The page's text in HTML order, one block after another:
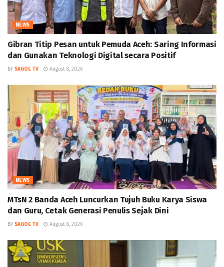
NEWS
Gibran Titip Pesan untuk Pemuda Aceh: Saring Informasi
dan Gunakan Teknologi Digital secara Positif
BY SAGOE TV August 8, 2026
NEWS
MTsN 2 Banda Aceh Luncurkan Tujuh Buku Karya Siswa
dan Guru, Cetak Generasi Penulis Sejak Dini
BY SAGOE TV August 8, 2026